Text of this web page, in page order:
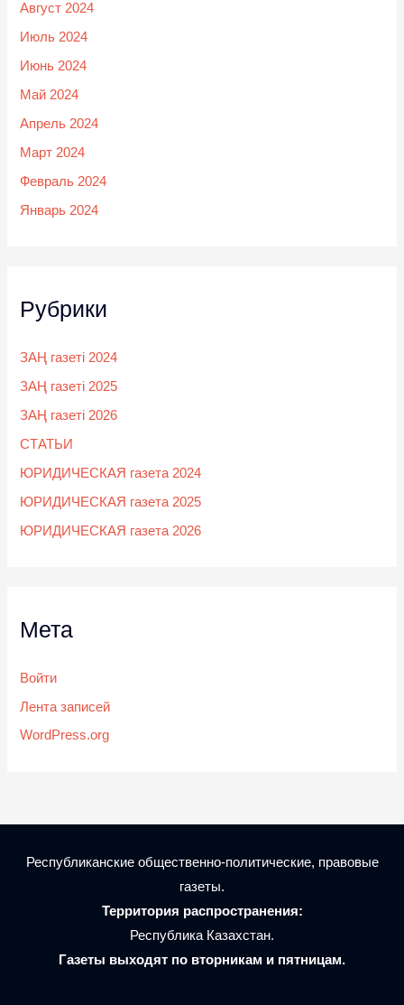
Август 2024
Июль 2024
Июнь 2024
Май 2024
Апрель 2024
Март 2024
Февраль 2024
Январь 2024
Рубрики
ЗАҢ газеті 2024
ЗАҢ газеті 2025
ЗАҢ газеті 2026
СТАТЬИ
ЮРИДИЧЕСКАЯ газета 2024
ЮРИДИЧЕСКАЯ газета 2025
ЮРИДИЧЕСКАЯ газета 2026
Мета
Войти
Лента записей
WordPress.org
Республиканские общественно-политические, правовые
газеты.
Территория распространения:
Республика Казахстан.
Газеты выходят по вторникам и пятницам.